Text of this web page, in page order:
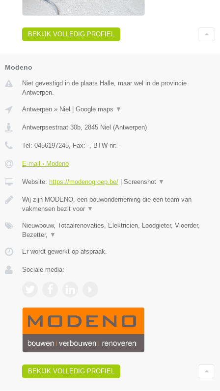
BEKIJK VOLLEDIG PROFIEL
Modeno
Niet gevestigd in de plaats Halle, maar wel in de provincie
Antwerpen.
Antwerpen » Niel Google maps ▼
Antwerpsestraat 30b, 2845 Niel (Antwerpen)
Tel: 0456197245, Fax: -, BTW-nr: -
E-mail › Modeno
Website: https://modenogroep.be/ Screenshot ▼
Wij zijn MODENO, een bouwonderneming die een team van
vakmensen bezit voor ▼
Nieuwbouw, Totaalrenovaties, Elektricien, Loodgieter, Vloerder,
Bezetter, ▼
Er wordt gewerkt op afspraak.
Sociale media:
BEKIJK VOLLEDIG PROFIEL